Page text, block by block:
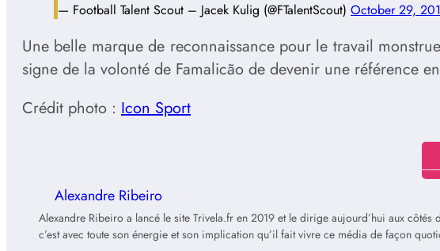
— Football Talent Scout – Jacek Kulig (@FTalentScout) October 29,
Une belle marque de reconnaissance pour le travail
signe de la volonté de Famalicão de devenir une référence
Crédit photo : Icon Sport
Alexandre Ribeiro
Alexandre Ribeiro a lancé le site Trivela.fr en 2019 et le dirige aujourd’hui aux
c’est avec toute son énergie et son implication qu’il fait vivre ce média de façon